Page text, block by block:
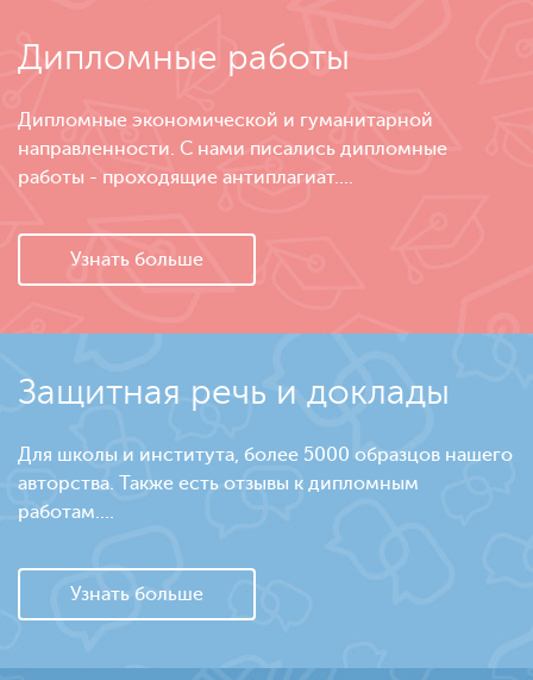
Дипломные работы
Дипломные экономической и гуманитарной
направленности. С нами писались дипломные
работы - проходящие антиплагиат....
Узнать больше
Защитная речь и доклады
Для школы и института, более 5000 образцов нашего
авторства. Также есть отзывы к дипломным
работам....
Узнать больше